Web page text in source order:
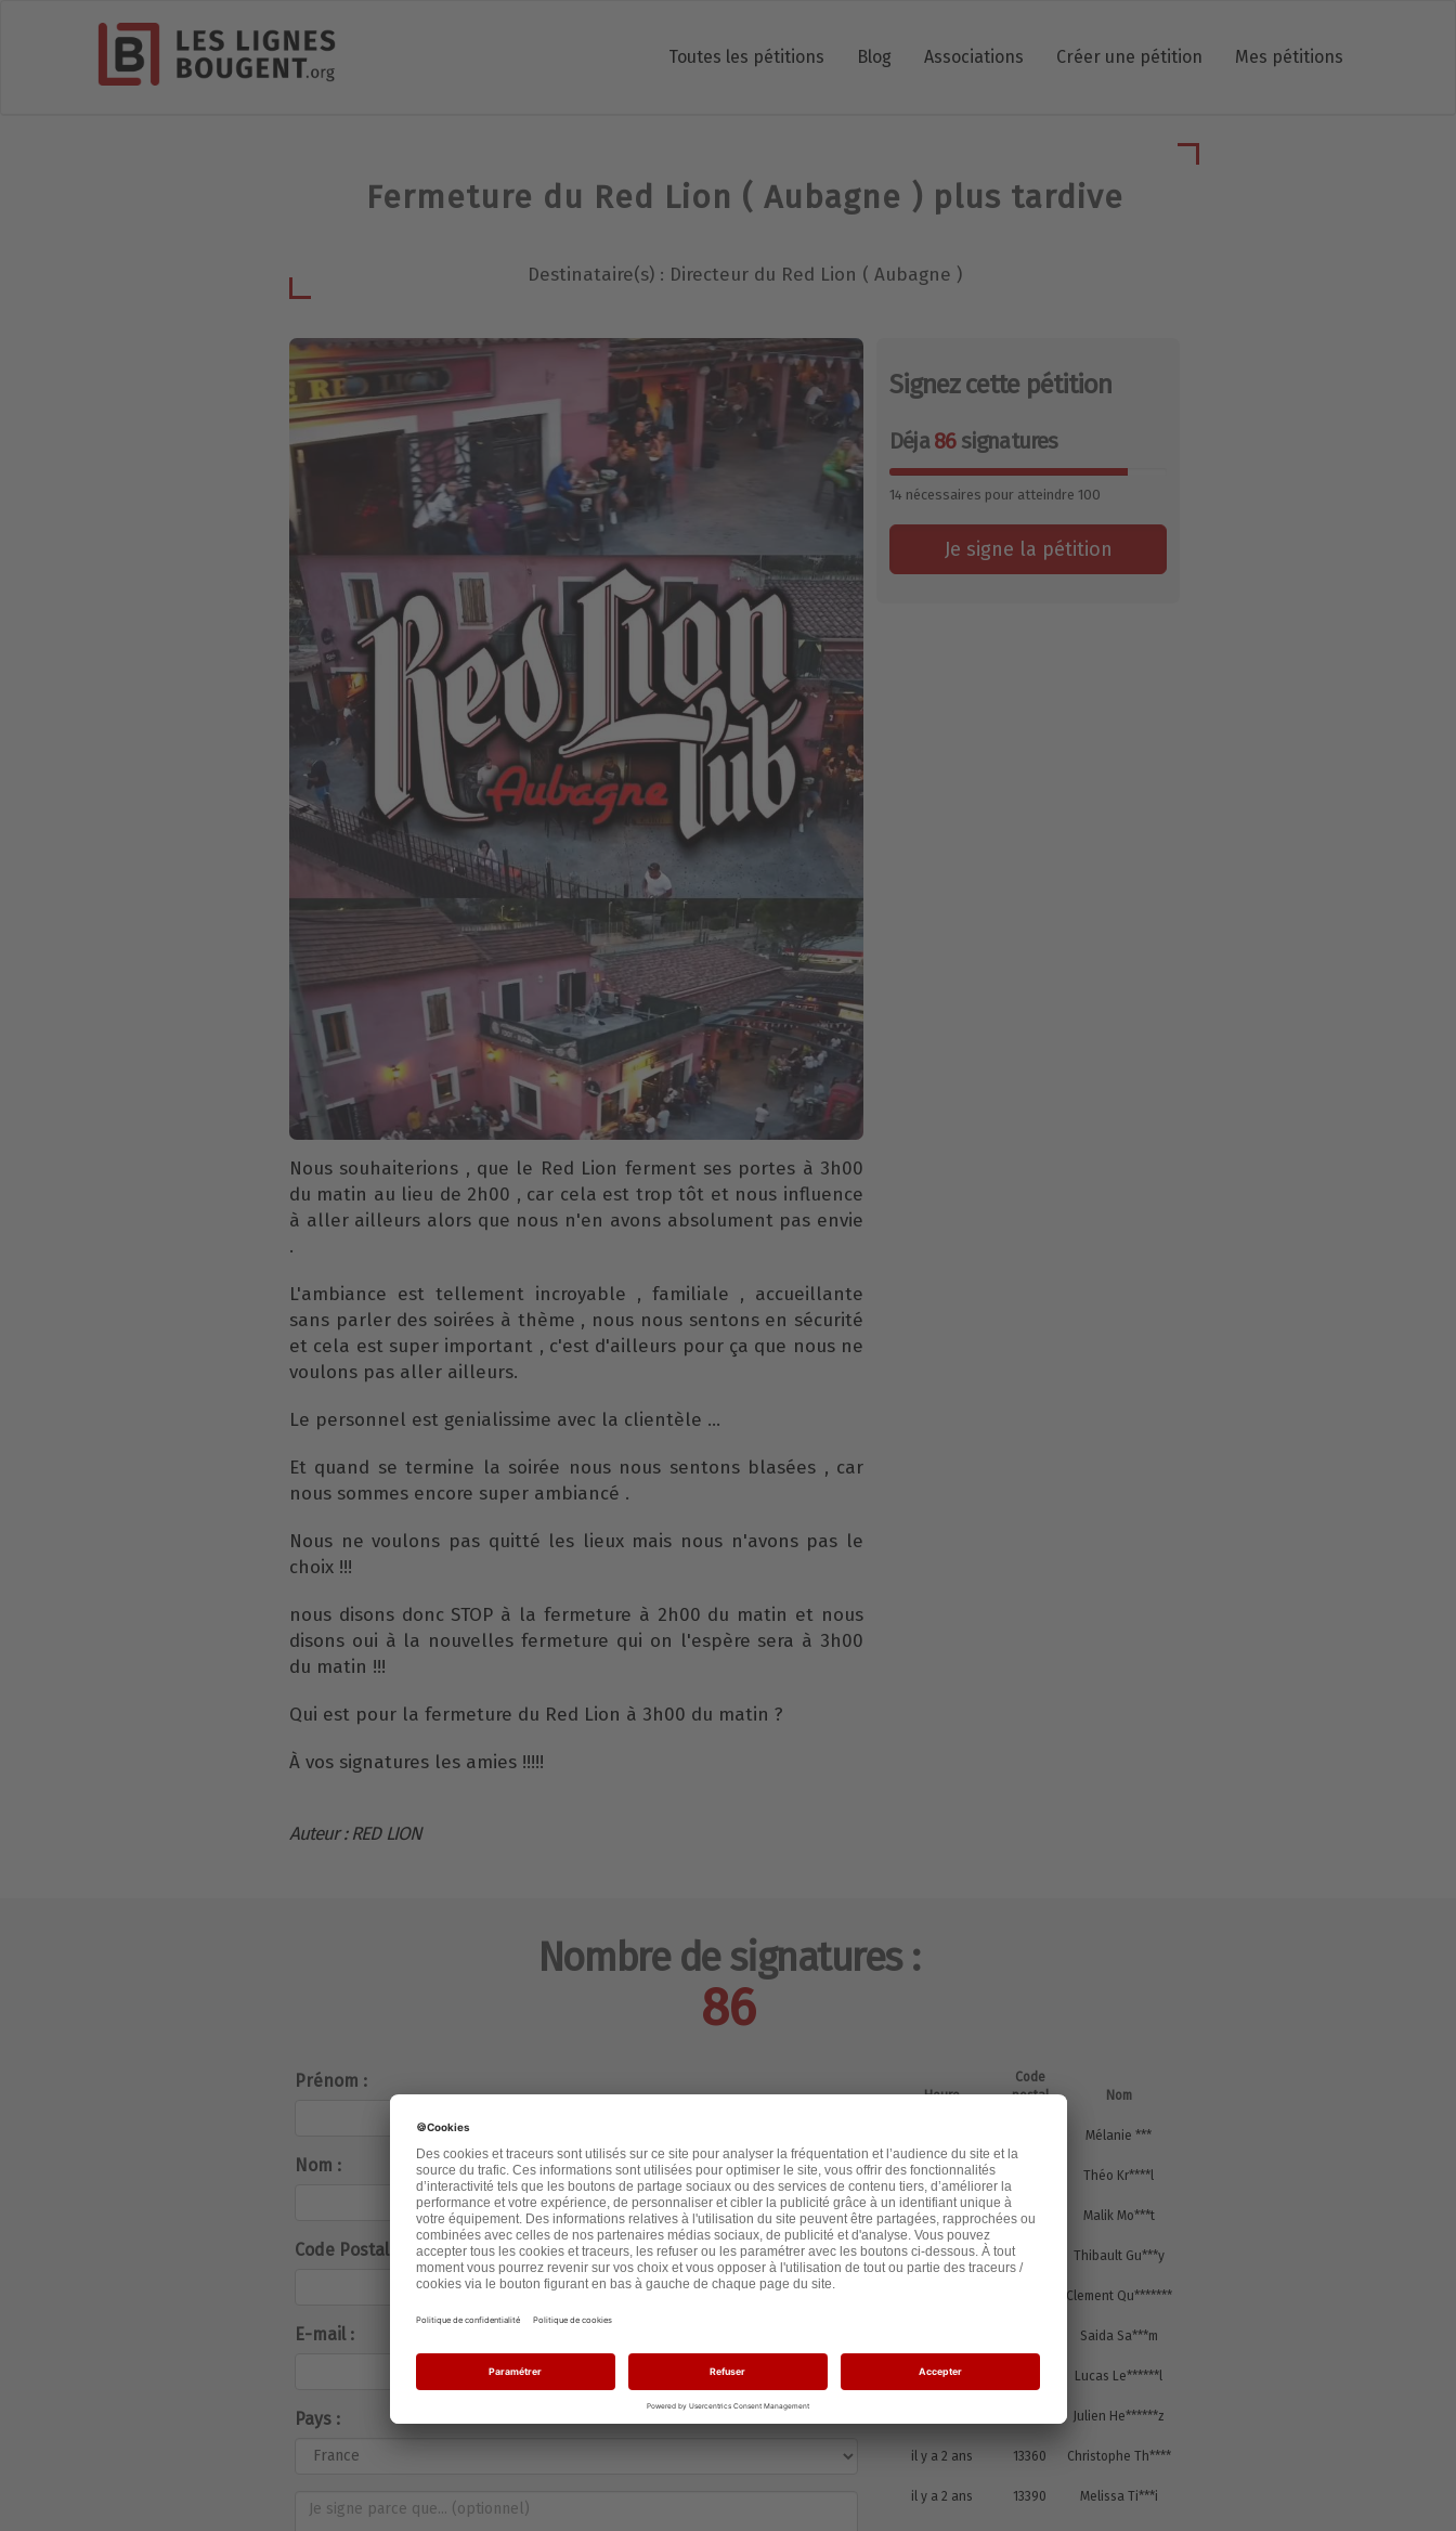
Toutes les pétitions Blog Associations Créer une pétition Mes pétitions
Fermeture du Red Lion ( Aubagne ) plus tardive
Destinataire(s) : Directeur du Red Lion ( Aubagne )
Nous souhaiterions , que le Red Lion ferment ses portes à 3h00
du matin au lieu de 2h00 , car cela est trop tôt et nous influence
à aller ailleurs alors que nous n'en avons absolument pas envie
.
L'ambiance est tellement incroyable , familiale , accueillante
sans parler des soirées à thème , nous nous sentons en sécurité
et cela est super important , c'est d'ailleurs pour ça que nous ne
voulons pas aller ailleurs.
Le personnel est genialissime avec la clientèle ...
Et quand se termine la soirée nous nous sentons blasées , car
nous sommes encore super ambiancé .
Nous ne voulons pas quitté les lieux mais nous n'avons pas le
choix !!!
nous disons donc STOP à la fermeture à 2h00 du matin et nous
disons oui à la nouvelles fermeture qui on l'espère sera à 3h00
du matin !!!
Qui est pour la fermeture du Red Lion à 3h00 du matin ?
À vos signatures les amies !!!!!
Auteur : RED LION
Signez cette pétition
Déja86signatures
14 nécessaires pour atteindre 100
Je signe la pétition
Nombre de signatures :
86
Prénom :
Nom :
Code Postal :
E-mail :
Pays :
Heure
Code
postal
Nom
Mélanie ***
il y a 2 ans Théo Kr****l
il y a 2 ans 13400 Malik Mo***t
il y a 2 ans 83100 Thibault Gu***y
Clement Qu*******
Saida Sa***m
il y a 2 ans Lucas Le******l
Julien He******z
il y a 2 ans 13360 Christophe Th****
il y a 2 ans 13390 Melissa Ti***i